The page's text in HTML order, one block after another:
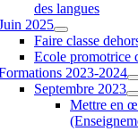
des langues
2025
Faire classe
Ecole promotrice
2023-2024
Septembre 2023
Mettre en